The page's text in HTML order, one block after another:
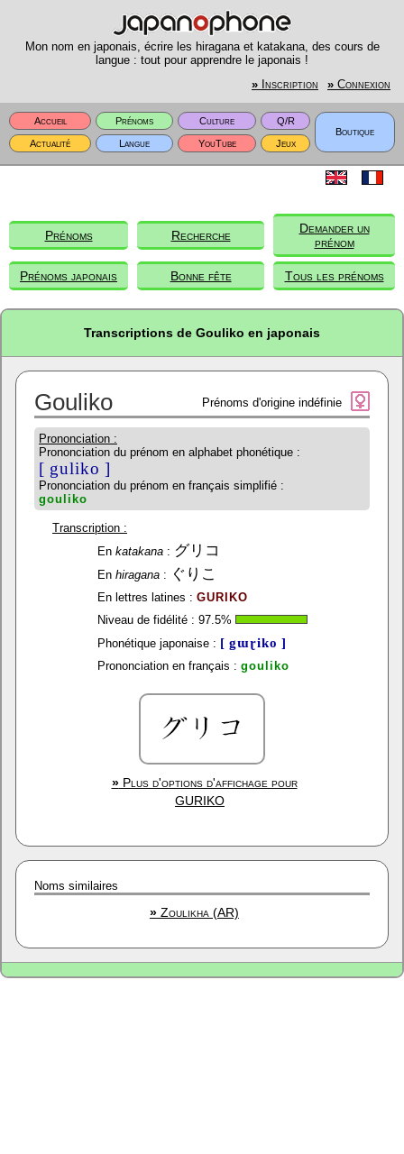
Mon nom en japonais, écrire les hiragana et katakana, des cours de
langue : tout pour apprendre le japonais !
» Inscription » Connexion
Accueil Prénoms Culture
Q/R
Boutique
Actualité
Langue YouTube Jeux
Prénoms Recherche
Demander un
prénom
Prénoms japonais Bonne fête Tous les prénoms
Transcriptions de Gouliko en japonais
Gouliko Prénoms d'origine indéfinie
Prononciation :
Prononciation du prénom en alphabet phonétique :
[ guliko ]
Prononciation du prénom en français simplifié :
gouliko
Transcription :
En katakana: グリコ
En hiragana: ぐりこ
En lettres latines : GURIKO
Niveau de fidélité : 97.5%
Phonétique japonaise : [ gɯɽiko ]
Prononciation en français : gouliko
»Plus d'options d'affichage pour
GURIKO
Noms similaires
»Zoulikha (AR)